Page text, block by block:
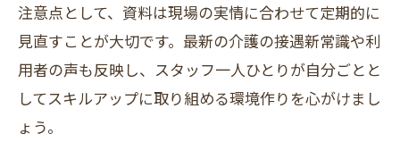
注意点として、資料は現場の実情に合わせて定期的に
見直すことが大切です。最新の介護の接遇新常識や利
用者の声も反映し、スタッフ一人ひとりが自分ごとと
してスキルアップに取り組める環境作りを心がけまし
ょう。